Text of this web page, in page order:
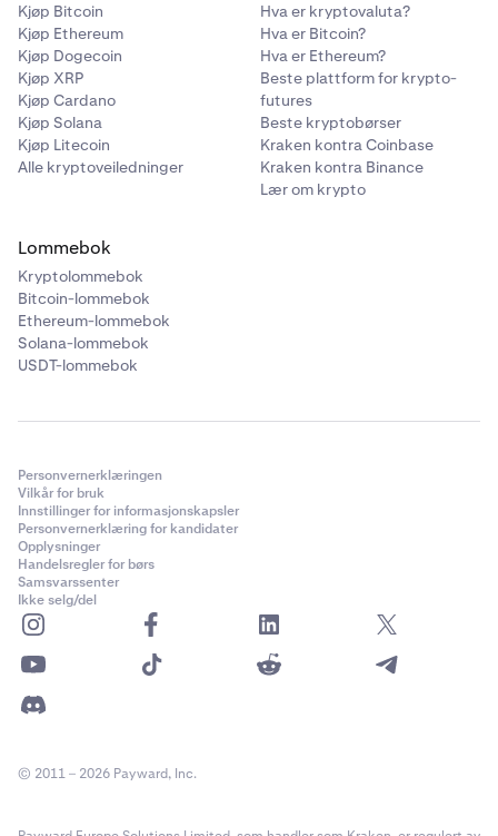
Kjøp Bitcoin
Kjøp Ethereum
Kjøp Dogecoin
Kjøp XRP
Kjøp Cardano
Kjøp Solana
Kjøp Litecoin
Alle kryptoveiledninger
Hva er kryptovaluta?
Hva er Bitcoin?
Hva er Ethereum?
Beste plattform for krypto-
futures
Beste kryptobørser
Kraken kontra Coinbase
Kraken kontra Binance
Lær om krypto
Lommebok
Kryptolommebok
Bitcoin-lommebok
Ethereum-lommebok
Solana-lommebok
USDT-lommebok
Personvernerklæringen
Vilkår for bruk
Innstillinger for informasjonskapsler
Personvernerklæring for kandidater
Opplysninger
Handelsregler for børs
Samsvarssenter
Ikke selg/del
© 2011 – 2026 Payward, Inc.